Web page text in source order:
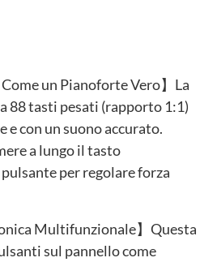
Come un Pianoforte Vero】La
88 tasti pesati (rapporto 1:1)
e con un suono accurato.
a lungo il tasto
per regolare forza
Multifunzionale】Questa
sul pannello come